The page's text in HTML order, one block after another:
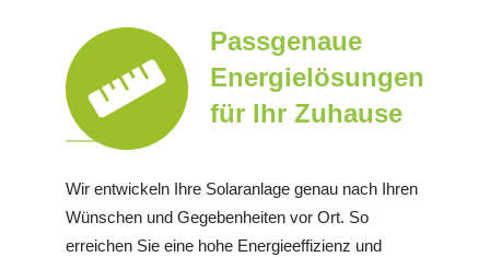
Passgenaue
Energielösungen
für Ihr Zuhause
Wir entwickeln Ihre Solaranlage genau nach Ihren
Wünschen und Gegebenheiten vor Ort. So
erreichen Sie eine hohe Energieeffizienz und